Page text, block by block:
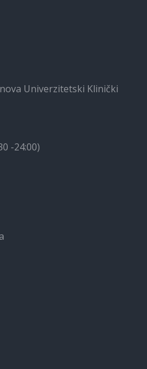
Univerzitetski Klinički
-24:00)